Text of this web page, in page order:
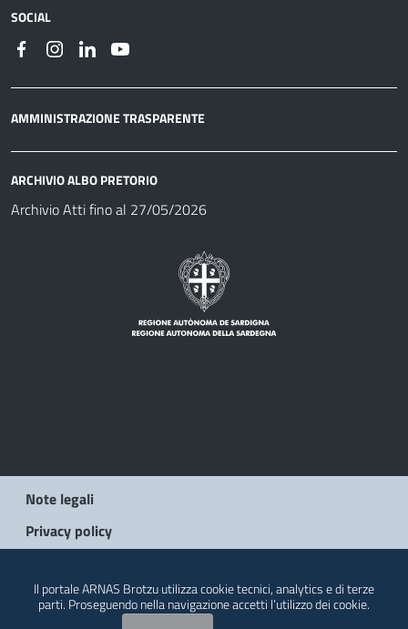
SOCIAL
AMMINISTRAZIONE TRASPARENTE
ARCHIVIO ALBO PRETORIO
Archivio Atti fino al 27/05/2026
Note legali
Privacy policy
Il portale ARNAS Brotzu utilizza cookie tecnici, analytics e di terze
parti. Proseguendo nella navigazione accetti l’utilizzo dei cookie.